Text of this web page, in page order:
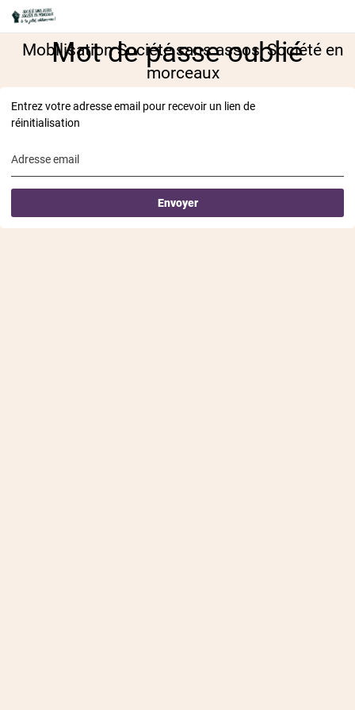
Mobilisation Société sans assos, Société en
morceaux
Mot de passe oublié
Entrez votre adresse email pour recevoir un lien de
réinitialisation
Adresse email
Envoyer